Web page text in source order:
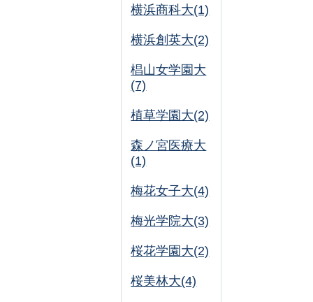
横浜商科大(1)
横浜創英大(2)
椙山女学園大
(7)
植草学園大(2)
森ノ宮医療大
(1)
梅花女子大(4)
梅光学院大(3)
桜花学園大(2)
桜美林大(4)